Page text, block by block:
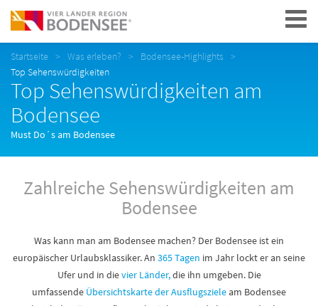
Navigation
Startseite Was erleben?
Bodensee-Highlights
Top Sehenswürdigkeiten
Top Sehenswürdigkeiten am
Bodensee
Must Do´s am Bodensee
Zahlreiche Sehenswürdigkeiten am
Bodensee
Was kann man am Bodensee machen? Der Bodensee ist ein
europäischer Urlaubsklassiker. An 365 Tagen im Jahr lockt er an seine
Ufer und in dievier Länder,die ihn umgeben. Die
umfassende Übersichtskarte der Ausflugszieleam Bodensee